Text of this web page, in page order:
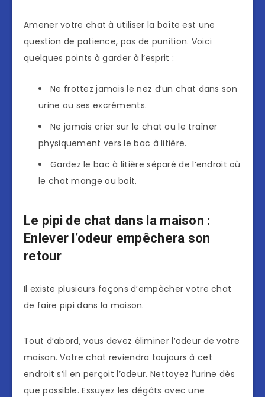
Amener votre chat à utiliser la boîte est une
question de patience, pas de punition. Voici
quelques points à garder à l’esprit :
Ne frottez jamais le nez d’un chat dans son
urine ou ses excréments.
Ne jamais crier sur le chat ou le traîner
physiquement vers le bac à litière.
Gardez le bac à litière séparé de l’endroit où
le chat mange ou boit.
Le pipi de chat dans la maison :
Enlever l’odeur empêchera son
retour
Il existe plusieurs façons d’empêcher votre chat
de faire pipi dans la maison.
Tout d’abord, vous devez éliminer l’odeur de votre
maison. Votre chat reviendra toujours à cet
endroit s’il en perçoit l’odeur. Nettoyez l’urine dès
que possible. Essuyez les dégâts avec une